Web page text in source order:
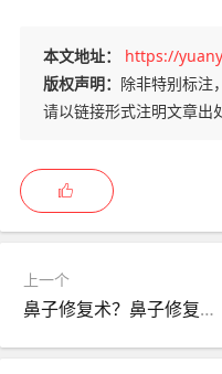
本文地址：
https://
版权声明： 除非特别标注
请以链接形式注明文章出
上一个
鼻子修复术？鼻子修复术费用？